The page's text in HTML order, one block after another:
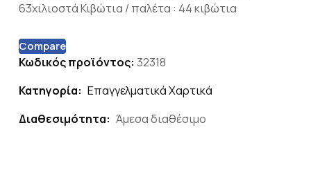
63χιλιοστά Κιβώτια / παλέτα : 44 κιβώτια
Compare
Κωδικός προϊόντος: 32318
Κατηγορία: Επαγγελματικά Χαρτικά
Διαθεσιμότητα: Άμεσα διαθέσιμο